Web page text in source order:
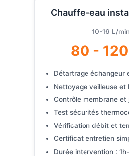
Chauffe-eau
10-16 L/min
80 -
Détartrage échangeur
Nettoyage veilleuse et
Contrôle membrane et
Test sécurités
Vérification débit et
Certificat entretien
Durée intervention :